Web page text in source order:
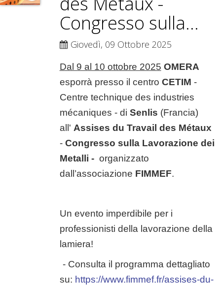
Congresso sulla...
Giovedì, 09 Ottobre 2025
Dal 9 al 10 ottobre 2025 OMERA
esporrà presso il centro CETIM -
Centre technique des industries
mécaniques - di Senlis (Francia)
all' Assises du Travail des Métaux
- Congresso sulla Lavorazione dei
Metalli - organizzato
dall’associazione FIMMEF.
Un evento imperdibile per i
professionisti della lavorazione della
lamiera!
- Consulta il programma dettagliato
su: https://www.fimmef.fr/assises-du-